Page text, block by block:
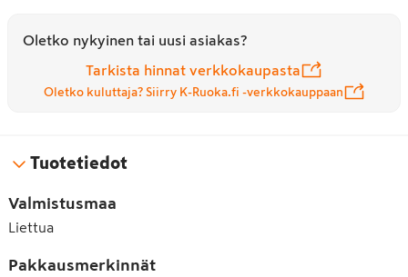
Oletko nykyinen tai uusi asiakas?
Tarkista hinnat verkkokaupasta
Oletko kuluttaja? Siirry K-Ruoka.fi -verkkokauppaan
Tuotetiedot
Valmistusmaa
Liettua
Pakkausmerkinnät